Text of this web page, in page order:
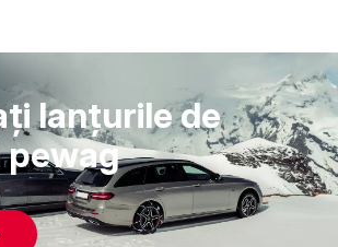
lanțurile de
pewag